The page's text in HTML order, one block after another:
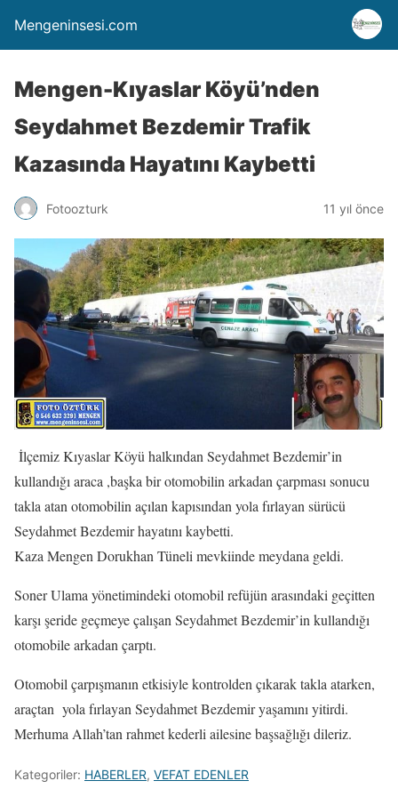
Mengeninsesi.com
Mengen-Kıyaslar Köyü’nden
Seydahmet Bezdemir Trafik
Kazasında Hayatını Kaybetti
Fotoozturk 11 yıl önce
İlçemiz Kıyaslar Köyü halkından Seydahmet Bezdemir’in
kullandığı araca ,başka bir otomobilin arkadan çarpması sonucu
takla atan otomobilin açılan kapısından yola fırlayan sürücü
Seydahmet Bezdemir hayatını kaybetti.
Kaza Mengen Dorukhan Tüneli mevkiinde meydana geldi.
Soner Ulama yönetimindeki otomobil refüjün arasındaki geçitten
karşı şeride geçmeye çalışan Seydahmet Bezdemir’in kullandığı
otomobile arkadan çarptı.
Otomobil çarpışmanın etkisiyle kontrolden çıkarak takla atarken,
araçtan yola fırlayan Seydahmet Bezdemir yaşamını yitirdi.
Merhuma Allah’tan rahmet kederli ailesine başsağlığı dileriz.
Kategoriler: HABERLER, VEFAT EDENLER